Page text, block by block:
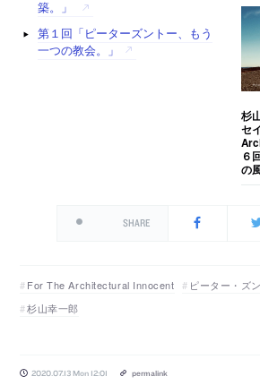
築。」
第１回「ピーターズントー、もう
一つの教会。」
杉
セ
６
の
SHARE
For The Architectural Innocent ピーター・ズ
杉山幸一郎
2020.07.13 Mon 12:01 permalink